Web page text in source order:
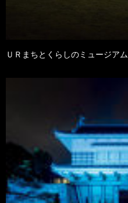
ＵＲまちとくらしのミュージアム